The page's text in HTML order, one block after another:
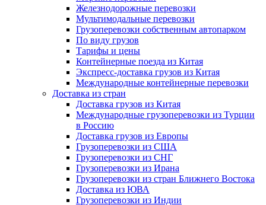
Железнодорожные перевозки
Мультимодальные перевозки
Грузоперевозки собственным автопарком
По виду грузов
Тарифы и цены
Контейнерные поезда из Китая
Экспресс-доставка грузов из Китая
Международные контейнерные перевозки
Доставка из стран
Доставка грузов из Китая
Международные грузоперевозки из Турции
в Россию
Доставка грузов из Европы
Грузоперевозки из США
Грузоперевозки из СНГ
Грузоперевозки из Ирана
Грузоперевозки из стран Ближнего Востока
Доставка из ЮВА
Грузоперевозки из Индии